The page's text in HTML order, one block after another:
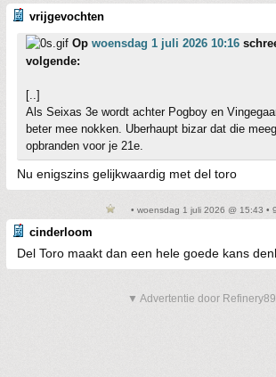
vrijgevochten
Op woensdag 1 juli 2026 10:16
volgende:
[..]
Als Seixas 3e wordt achter Pogboy en
beter mee nokken. Uberhaupt bizar dat die
opbranden voor je 21e.
Nu enigszins gelijkwaardig met del toro
• woensdag 1 juli 2026 @ 15:43 • 9
cinderloom
Del Toro maakt dan een hele goede kans
▼ Advertentie door Refinery89